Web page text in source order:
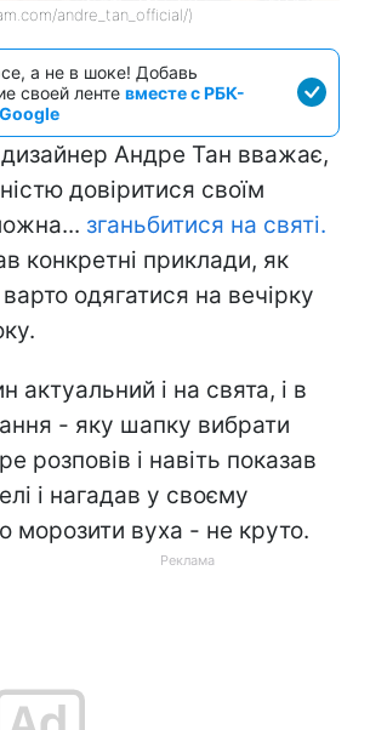
andre_tan_official/)
а не в шоке! Добавь
своей ленте вместе с РБК-
дизайнер Андре Тан вважає,
довіритися своїм
зганьбитися на святі.
конкретні приклади, як
одягатися на вечірку
актуальний і на свята, і в
- яку шапку вибрати
розповів і навіть показав
і нагадав у своєму
морозити вуха - не круто.